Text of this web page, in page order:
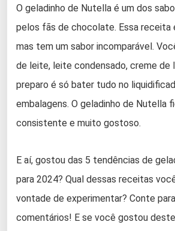
O geladinho de Nutella é um dos
pelos fãs de chocolate. Essa receita
mas tem um sabor incomparável.
de leite, leite condensado, creme de
preparo é só bater tudo no
embalagens. O geladinho de Nutella
consistente e muito gostoso.
E aí, gostou das 5 tendências de
para 2024? Qual dessas receitas
vontade de experimentar? Conte
comentários! E se você gostou